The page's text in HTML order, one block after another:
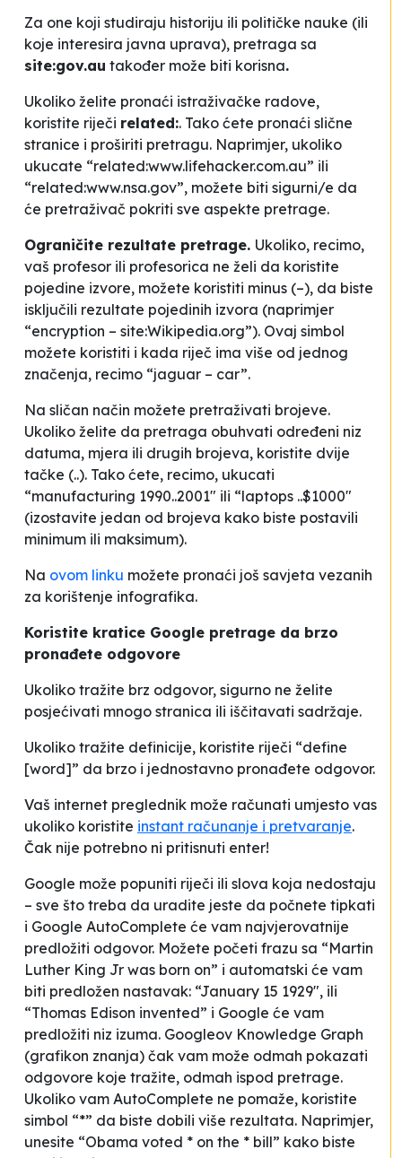
Za one koji studiraju historiju ili političke nauke (ili
koje interesira javna uprava), pretraga sa
site:gov.au također može biti korisna.
Ukoliko želite pronaći istraživačke radove,
koristite riječi related:. Tako ćete pronaći slične
stranice i proširiti pretragu. Naprimjer, ukoliko
ukucate “related:www.lifehacker.com.au” ili
“related:www.nsa.gov”, možete biti sigurni/e da
će pretraživač pokriti sve aspekte pretrage.
Ograničite rezultate pretrage. Ukoliko, recimo,
vaš profesor ili profesorica ne želi da koristite
pojedine izvore, možete koristiti minus (–), da biste
isključili rezultate pojedinih izvora (naprimjer
“encryption – site:Wikipedia.org”). Ovaj simbol
možete koristiti i kada riječ ima više od jednog
značenja, recimo “jaguar – car”.
Na sličan način možete pretraživati brojeve.
Ukoliko želite da pretraga obuhvati određeni niz
datuma, mjera ili drugih brojeva, koristite dvije
tačke (..). Tako ćete, recimo, ukucati
“manufacturing 1990..2001″ ili “laptops ..$1000″
(izostavite jedan od brojeva kako biste postavili
minimum ili maksimum).
Na ovom linku možete pronaći još savjeta vezanih
za korištenje infografika.
Koristite kratice Google pretrage da brzo
pronađete odgovore
Ukoliko tražite brz odgovor, sigurno ne želite
posjećivati mnogo stranica ili iščitavati sadržaje.
Ukoliko tražite definicije, koristite riječi “define
[word]” da brzo i jednostavno pronađete odgovor.
Vaš internet preglednik može računati umjesto vas
ukoliko koristite instant računanje i pretvaranje.
Čak nije potrebno ni pritisnuti enter!
Google može popuniti riječi ili slova koja nedostaju
– sve što treba da uradite jeste da počnete tipkati
i Google AutoComplete će vam najvjerovatnije
predložiti odgovor. Možete početi frazu sa “Martin
Luther King Jr was born on” i automatski će vam
biti predložen nastavak: “January 15 1929″, ili
“Thomas Edison invented” i Google će vam
predložiti niz izuma. Googleov Knowledge Graph
(grafikon znanja) čak vam može odmah pokazati
odgovore koje tražite, odmah ispod pretrage.
Ukoliko vam AutoComplete ne pomaže, koristite
simbol “*” da biste dobili više rezultata. Naprimjer,
unesite “Obama voted * on the * bill” kako biste